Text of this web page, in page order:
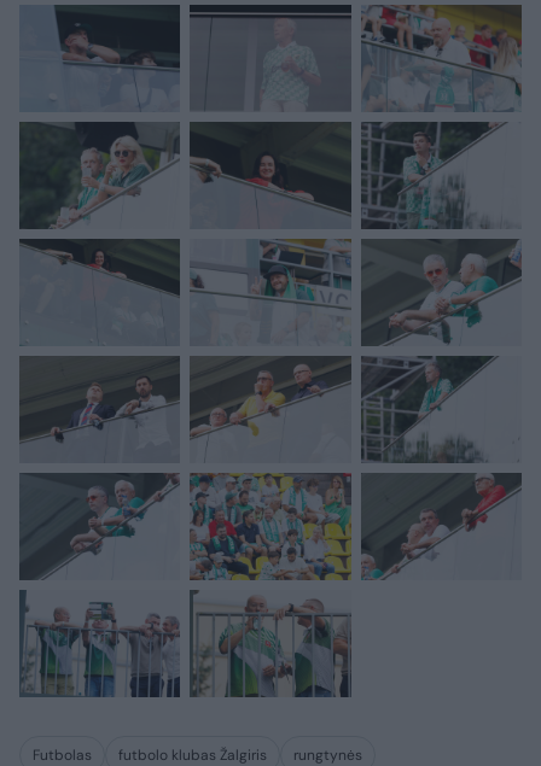
Futbolas futbolo klubas Žalgiris
rungtynės